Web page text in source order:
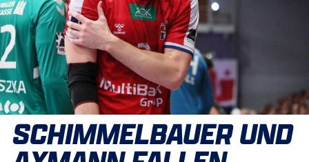
SCHIMMELBAUER UND